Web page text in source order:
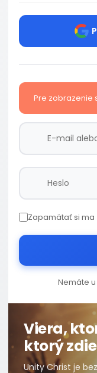
Pre zobrazenie
Zapamätať si ma
Nemáte
Viera,
ktorý
Unity Christ je